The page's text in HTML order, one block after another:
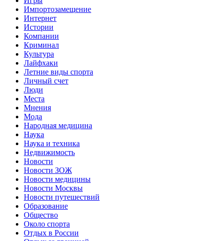
Импортозамещение
Интернет
Истории
Компании
Криминал
Культура
Лайфхаки
Летние виды спорта
Личный счет
Люди
Места
Мнения
Мода
Народная медицина
Наука
Наука и техника
Недвижимость
Новости
Новости ЗОЖ
Новости медицины
Новости Москвы
Новости путешествий
Образование
Общество
Около спорта
Отдых в России